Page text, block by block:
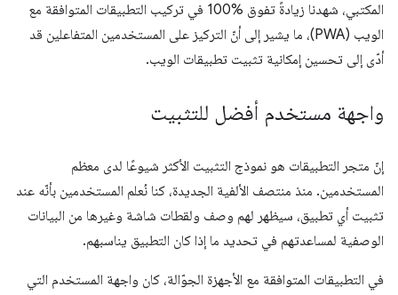
المكتبي، شهدنا زيادةً تفوق %100 في تركيب التطبيقات المتوافقة مع
الويب (PWA)، ما يشير إلى أنّ التركيز على المستخدمين المتفاعلين قد
أدّى إلى تحسين إمكانية تثبيت تطبيقات الويب.
واجهة مستخدم أفضل للتثبيت
إنّ متجر التطبيقات هو نموذج التثبيت الأكثر شيوعًا لدى معظم
المستخدمين. منذ منتصف الألفية الجديدة، كنا نُعلم المستخدمين بأنّه عند
تثبيت أي تطبيق، سيظهر لهم وصف ولقطات شاشة وغيرها من البيانات
الوصفية لمساعدتهم في تحديد ما إذا كان التطبيق يناسبهم.
في التطبيقات المتوافقة مع الأجهزة الجوّالة، كان واجهة المستخدم التي